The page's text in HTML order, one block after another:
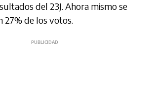
del 23J. Ahora mismo se
27% de los votos.